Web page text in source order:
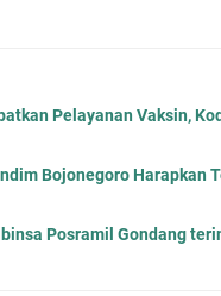
Pelayanan Vaksin,
Bojonegoro Harapkan
Posramil Gondang